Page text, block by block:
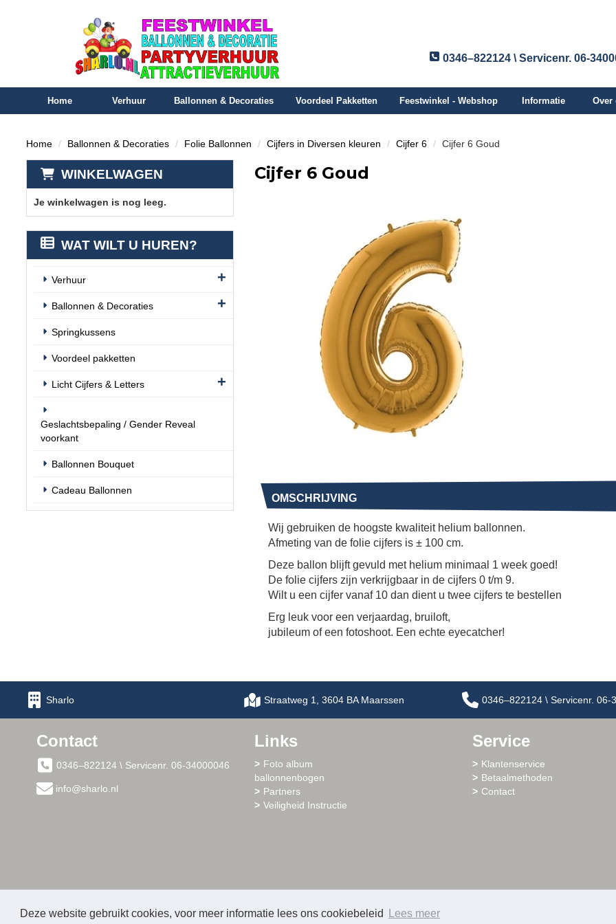
Deze website gebruikt cookies, voor meer informatie lees ons cookiebeleid Lees meer
0346–822124 \ Servicenr. 06-
Home Verhuur Ballonnen & Decoraties Voordeel Pakketten Feestwinkel - Webshop Informatie Over
Home Ballonnen & Decoraties Folie Ballonnen Cijfers in Diversen kleuren Cijfer 6 Cijfer 6 Goud
WINKELWAGEN
Je winkelwagen is nog leeg.
WAT WILT U HUREN?
Verhuur
Ballonnen & Decoraties
Springkussens
Voordeel pakketten
Licht Cijfers & Letters
Geslachtsbepaling / Gender Reveal
voorkant
Ballonnen Bouquet
Cadeau Ballonnen
Cijfer 6 Goud
OMSCHRIJVING
Wij gebruiken de hoogste kwaliteit helium ballonnen.
Afmeting van de folie cijfers is ± 100 cm.
Deze ballon blijft gevuld met helium minimaal 1 week goed!
De folie cijfers zijn verkrijgbaar in de cijfers 0 t/m 9.
Wilt u een cijfer vanaf 10 dan dient u twee cijfers te bestellen
Erg leuk voor een verjaardag, bruiloft,
jubileum of een fotoshoot. Een echte eyecatcher!
Sharlo Straatweg 1, 3604 BA Maarssen 0346–822124 \ Servicenr. 06-
Contact
0346–822124 \ Servicenr. 06-34000046
info@sharlo.nl
Links
Foto album
ballonnenbogen
Partners
Veiligheid Instructie
Service
Klantenservice
Betaalmethoden
Contact